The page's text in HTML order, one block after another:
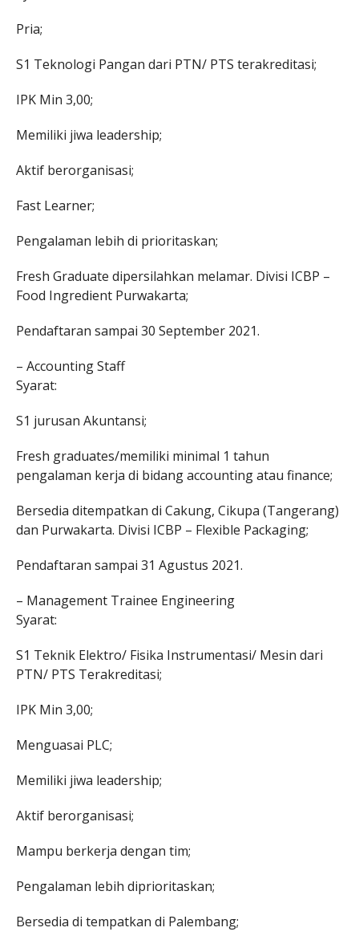
Pria;
S1 Teknologi Pangan dari PTN/ PTS terakreditasi;
IPK Min 3,00;
Memiliki jiwa leadership;
Aktif berorganisasi;
Fast Learner;
Pengalaman lebih di prioritaskan;
Fresh Graduate dipersilahkan melamar. Divisi ICBP –
Food Ingredient Purwakarta;
Pendaftaran sampai 30 September 2021.
– Accounting Staff
Syarat:
S1 jurusan Akuntansi;
Fresh graduates/memiliki minimal 1 tahun
pengalaman kerja di bidang accounting atau finance;
Bersedia ditempatkan di Cakung, Cikupa (Tangerang)
dan Purwakarta. Divisi ICBP – Flexible Packaging;
Pendaftaran sampai 31 Agustus 2021.
– Management Trainee Engineering
Syarat:
S1 Teknik Elektro/ Fisika Instrumentasi/ Mesin dari
PTN/ PTS Terakreditasi;
IPK Min 3,00;
Menguasai PLC;
Memiliki jiwa leadership;
Aktif berorganisasi;
Mampu berkerja dengan tim;
Pengalaman lebih diprioritaskan;
Bersedia di tempatkan di Palembang;